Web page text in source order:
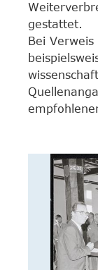
gestattet.
Bei